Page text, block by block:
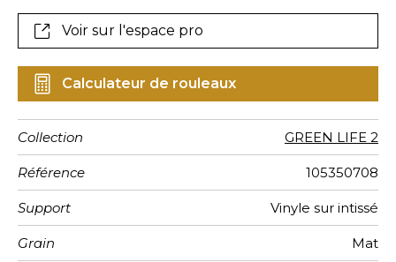
Voir sur l'espace pro
Calculateur de rouleaux
Collection GREEN LIFE 2
Référence 105350708
Support Vinyle sur intissé
Grain Mat